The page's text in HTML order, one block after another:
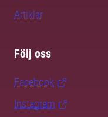
Artiklar
Följ oss
Facebook
Instagram